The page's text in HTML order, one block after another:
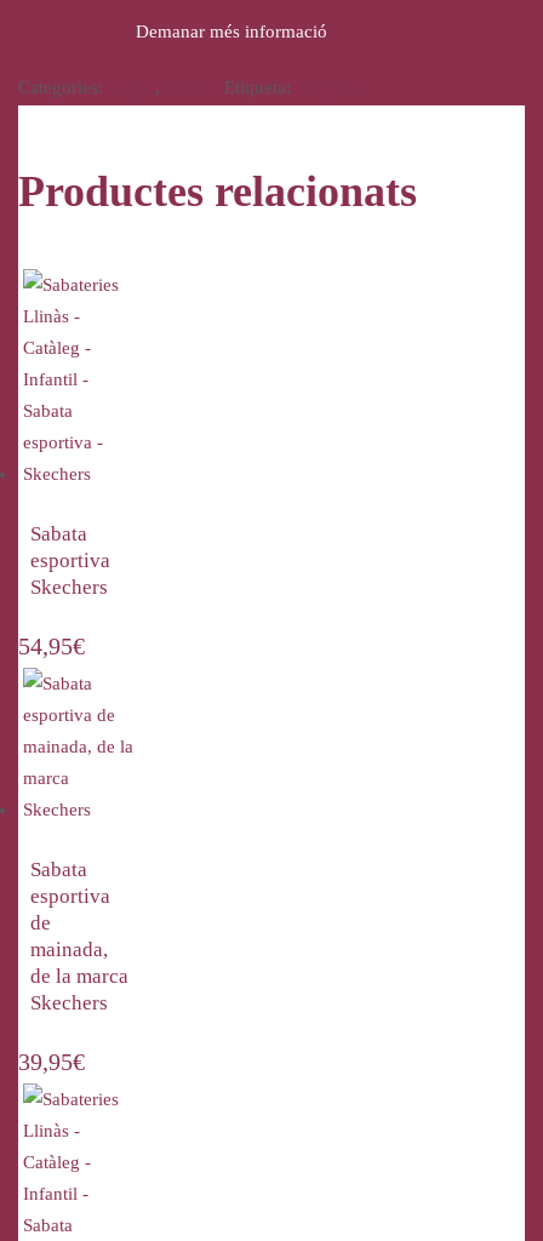
Demanar més informació
Categories: , Etiqueta:
Productes relacionats
Sabata
esportiva
Skechers
54,95€
Sabata
esportiva
de
mainada,
de la marca
Skechers
39,95€